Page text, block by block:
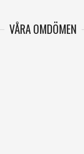
VÅRA OMDÖMEN